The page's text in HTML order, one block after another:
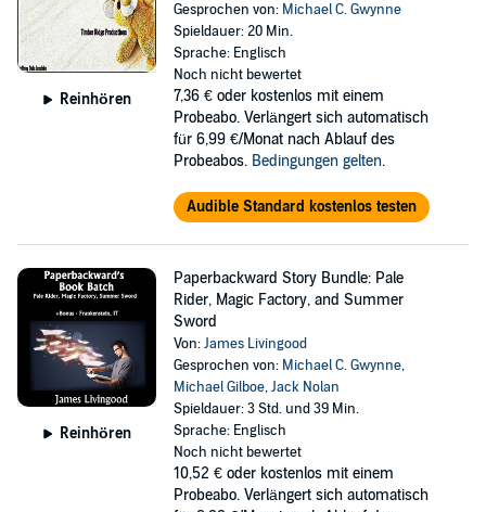
Reinhören
Gesprochen von: Michael C. Gwynne
Spieldauer: 20 Min.
Sprache: Englisch
Noch nicht bewertet
7,36 € oder kostenlos mit einem
Probeabo. Verlängert sich automatisch
für 6,99 €/Monat nach Ablauf des
Probeabos. Bedingungen gelten.
Audible Standard kostenlos testen
Reinhören
Paperbackward Story Bundle: Pale
Rider, Magic Factory, and Summer
Sword
Von:James Livingood
Gesprochen von: Michael C. Gwynne,
Michael Gilboe,Jack Nolan
Spieldauer: 3 Std. und 39 Min.
Sprache: Englisch
Noch nicht bewertet
10,52 € oder kostenlos mit einem
Probeabo. Verlängert sich automatisch